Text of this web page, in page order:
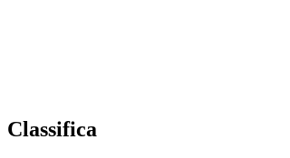
Classifica